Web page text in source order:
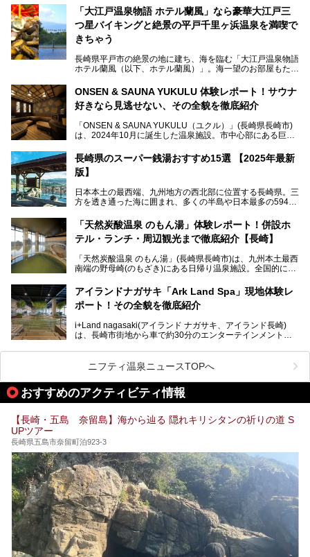
「大江戸温泉物語 ホテル蘭風」なら豪華大江戸三
つ星バイキングと絶景の平戸千里ヶ浜温泉を満喫で
きちゃう
長崎県平戸市の絶景の地に建ち、海を臨む「大江戸温泉物語
ホテル蘭風（以下、ホテル蘭風）」。海一望のお部屋もたく
三つ星バイキング」がスタート！早速現地で体験してきまし
た。
ークなどおススメのポイントがたっぷりです！周辺観光情報
も含めてご紹介します。
───
提供元：大江戸温泉物語ホテルズ＆リゾーツ株式会社【P
R】
ONSEN & SAUNA YUKULU 体験レポート！サウナ
好きなら見逃せない、その全貌を徹底紹介
「ONSEN & SAUNA YUKULU（ユクル）」(長崎県長崎市)
は、2024年10月に誕生した温泉施設。市中心部にある巨大
当初から多くのサウナ―やスパ好きに注目されています。
そこで今回は、ニフティ温泉ライターである筆者が現地体
験。天然温泉・サウナ・水風呂・別途有料のプレミアムサウ
介します！
長崎県のスーパー銭湯おすすめ15選 【2025年最新
版】
日本本土の最西端、九州地方の西北部に位置する長崎県。三
方を透き通った海に囲まれ、多くの半島や日本最多の594も
しい景観の宝庫です。
長崎県にあるスーパー銭湯にも、長崎ならではの景観を存分
に楽しめる施設がいくつも見られます。眺望自慢が多い長崎
ましょう。
「天然炭酸温泉 のもん湯」体験レポート！併設ホ
テル・ランチ・周辺観光まで徹底紹介【長崎】
「天然炭酸温泉 のもん湯」(長崎県長崎市)は、九州本土最西
南端の野母崎(のもざき)にある日帰り温泉施設。全国的にも
多くの温泉ファンに親しまれています。
今回は、地元九州在住のニフティ温泉ライターである筆者が
大浴場をはじめ、併設のホテル「Nomon長崎」・食事(ラン
チ)・おすすめの周辺観光まで、それらの全貌を徹底紹介し
───
この記事は天然炭酸温泉 のもん湯のPRレポート記事です。
アイランドナガサキ「Ark Land Spa」現地体験レ
ポート！その全貌を徹底紹介
i+Land nagasaki(アイランド ナガサキ、アイランド長崎)
は、長崎市街地から車で約30分のエンターテインメントリ
んのこと多彩なアクティビティが楽しめ、到底一日では遊び
尽くせない程！ 中でも注目すべきは、日帰り可能な3つのス
パ施設です。
験し、3つのスパ施設に焦点を当て、その全貌を徹底紹介。
「Ark Land Spa」をご紹介します。
ニフティ温泉ニュースTOPへ
おすすめのアクティビティ情報
【長崎・五島 奈留島】海から辿る 隠れキリシタンの祈りの道 S
UPツアー
長崎県五島市奈留町泊923-3